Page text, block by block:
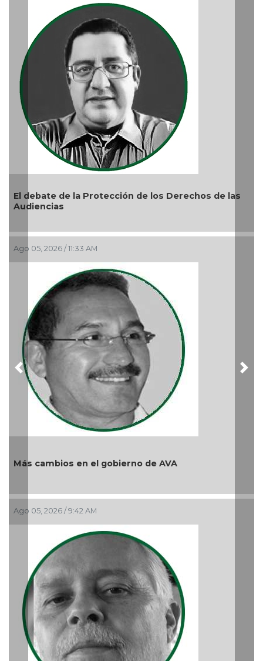
de los Derechos de las
de AVA
Ago 04, 2026 / 9:32 AM
Y... Si sí ?
Ago 03, 2026 / 8:49 PM